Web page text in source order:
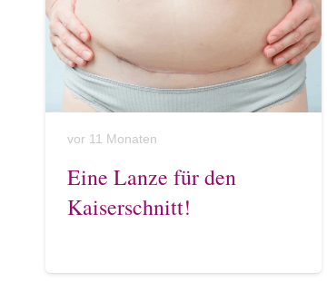
vor 11 Monaten
Eine Lanze für den
Kaiserschnitt!